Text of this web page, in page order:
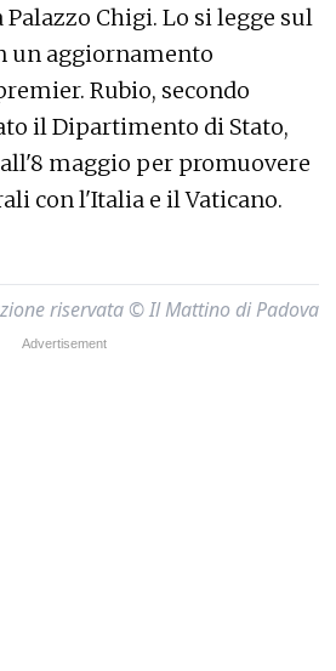
Palazzo Chigi. Lo si legge sul
un aggiornamento
Rubio, secondo
il Dipartimento di Stato,
all'8 maggio per promuovere
con l'Italia e il Vaticano.
riservata © Il Mattino di Padova